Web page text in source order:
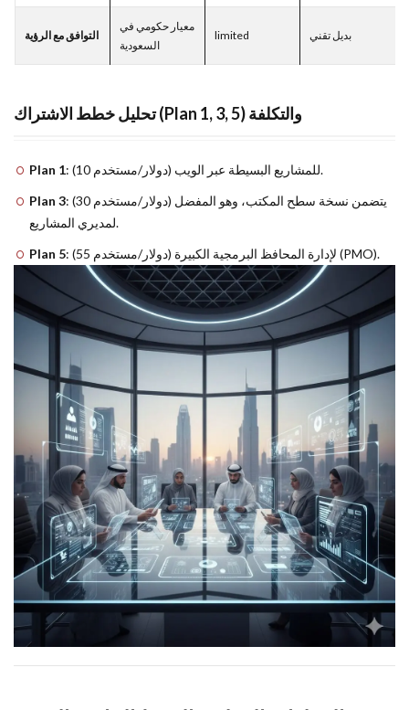
التوافق مع الرؤية
معيار حكومي في
السعودية
limited بديل تقني
تحليل خطط الاشتراك (Plan 1, 3, 5) والتكلفة
Plan 1
: (10 دولار/مستخدم) للمشاريع البسيطة عبر الويب.
Plan 3: (30 دولار/مستخدم) يتضمن نسخة سطح المكتب، وهو المفضل
لمديري المشاريع.
Plan 5
: (55 دولار/مستخدم) لإدارة المحافظ البرمجية الكبيرة (PMO).